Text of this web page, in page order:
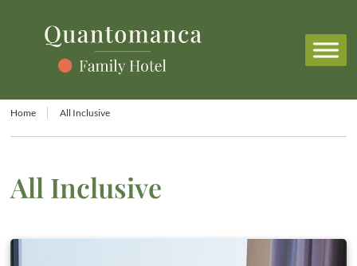
Home All Inclusive
All Inclusive